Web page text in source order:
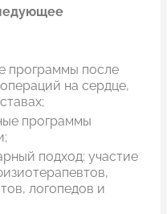
программы после
на сердце,
программы
подход: участие
логопедов и